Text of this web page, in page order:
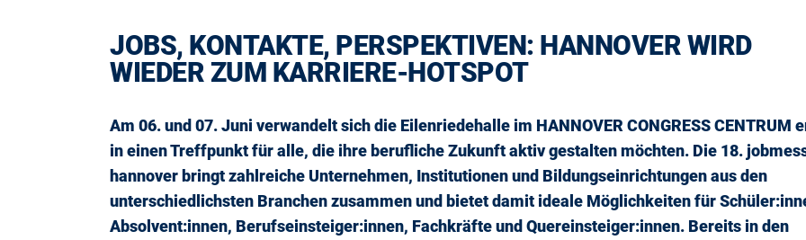
JOBS, KONTAKTE, PERSPEKTIVEN: HANNOVER WIRD
WIEDER ZUM KARRIERE-HOTSPOT
Am 06. und 07. Juni verwandelt sich die Eilenriedehalle im HANNOVER CONGRESS CENTRUM
in einen Treffpunkt für alle, die ihre berufliche Zukunft aktiv gestalten möchten. Die 18.
hannover bringt zahlreiche Unternehmen, Institutionen und Bildungseinrichtungen aus den
unterschiedlichsten Branchen zusammen und bietet damit ideale Möglichkeiten für
Absolvent:innen, Berufseinsteiger:innen, Fachkräfte und Quereinsteiger:innen. Bereits in den